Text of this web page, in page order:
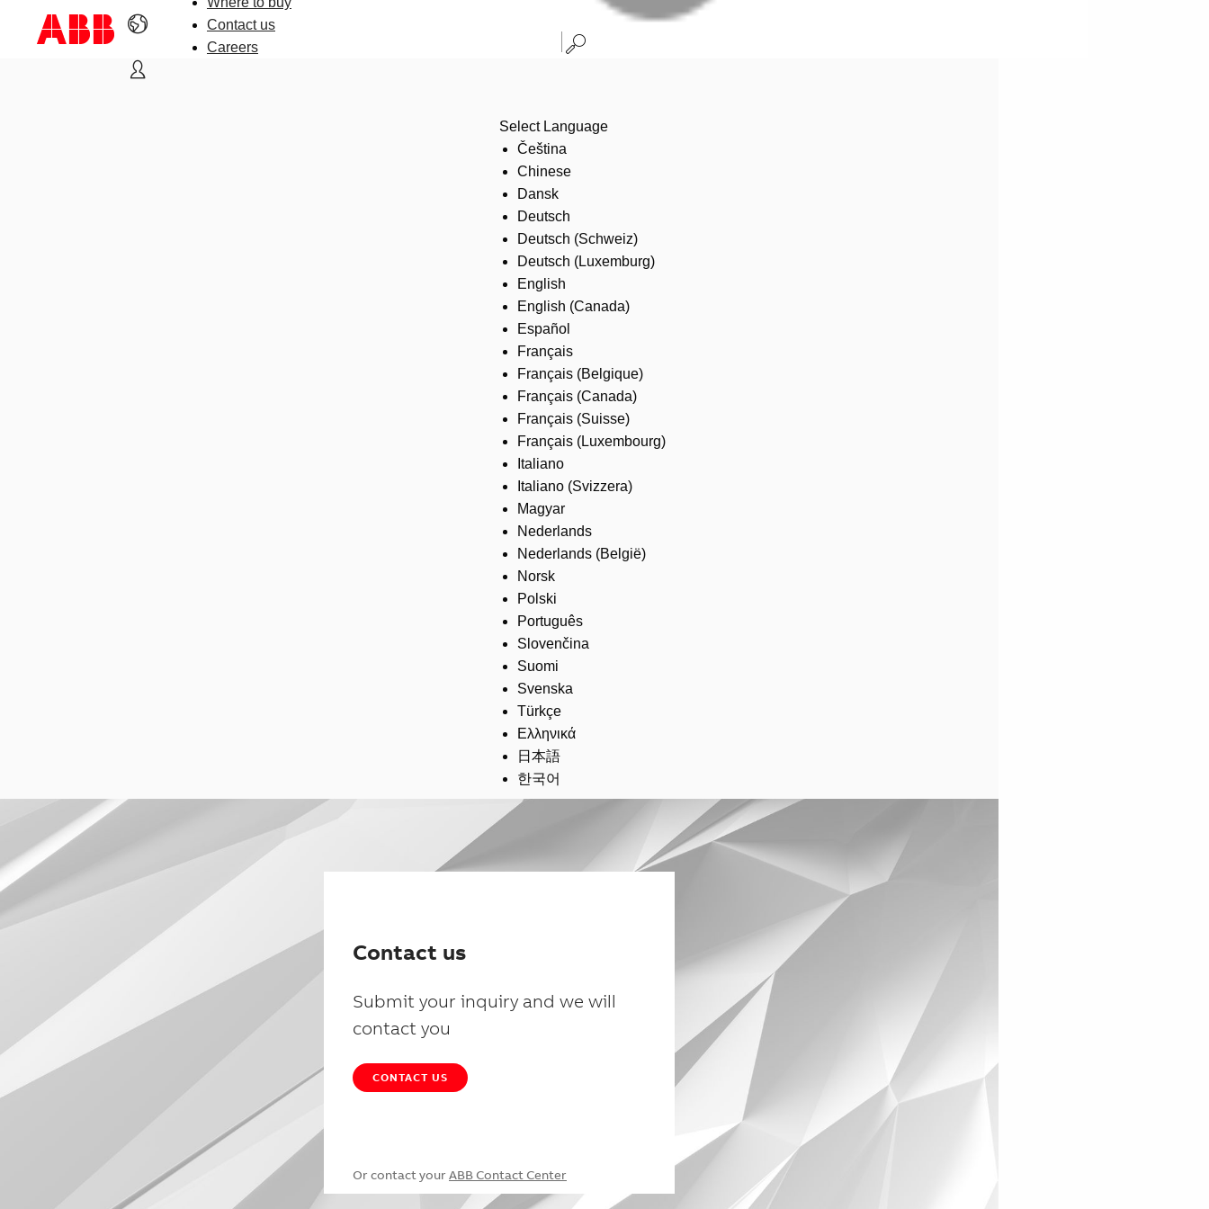
Contact us
Careers
Select Language
Čeština
Chinese
Dansk
Deutsch
Deutsch (Schweiz)
Deutsch (Luxemburg)
English
English (Canada)
Español
Français
Français (Belgique)
Français (Canada)
Français (Suisse)
Français (Luxembourg)
Italiano
Italiano (Svizzera)
Magyar
Nederlands
Nederlands (België)
Norsk
Polski
Português
Slovenčina
Suomi
Svenska
Türkçe
Ελληνικά
日本語
한국어
Contact us
Submit your inquiry and we will
contact you
CONTACT US
Or contact your ABB Contact Center